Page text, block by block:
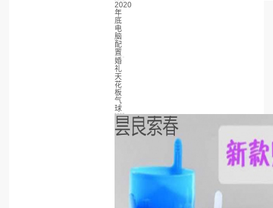
2020
年
底
电
脑
配
置
婚
礼
天
花
板
气
球